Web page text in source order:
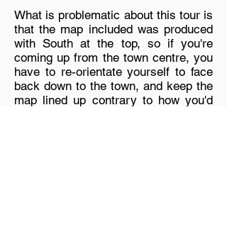
What is problematic about this tour is
that the map included was produced
with South at the top, so if you're
coming up from the town centre, you
have to re-orientate yourself to face
back down to the town, and keep the
map lined up contrary to how you'd